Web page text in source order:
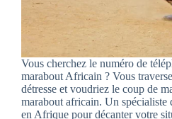
Vous cherchez le numéro de
marabout Africain ? Vous
détresse et voudriez le coup de
marabout africain. Un spécialiste
en Afrique pour décanter votre